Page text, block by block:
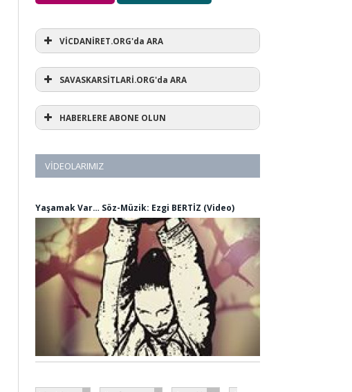
VİCDANİRET.ORG'da ARA
SAVASKARSİTLARİ.ORG'da ARA
HABERLERE ABONE OLUN
VIDEOLARIMIZ
Yaşamak Var… Söz-Müzik: Ezgi BERTİZ (Video)